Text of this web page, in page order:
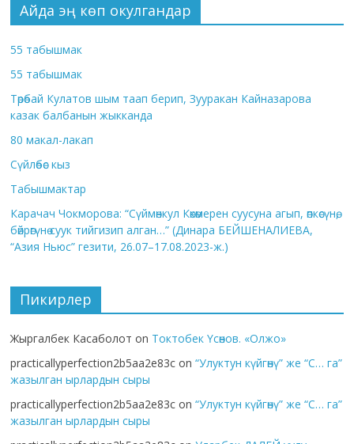
Айда эң көп окулгандар
55 табышмак
55 табышмак
Төрөбай Кулатов шым таап берип, Зууракан Кайназарова
казак балбанын жыкканда
80 макал-лакап
Сүйлөбөс кыз
Табышмактар
Карачач Чокморова: “Сүймөнкул Көкөмерен суусуна агып, өпкөсүнө,
бөйрөгүнө суук тийгизип алган…” (Динара БЕЙШЕНАЛИЕВА,
“Азия Ньюс” гезити, 26.07–17.08.2023-ж.)
Пикирлер
Жыргалбек Касаболот on Токтобек Үсөнов. «Олжо»
practicallyperfection2b5aa2e83c on“Улуктун күйгөнү” же “С… га”
жазылган ырлардын сыры
practicallyperfection2b5aa2e83c on“Улуктун күйгөнү” же “С… га”
жазылган ырлардын сыры